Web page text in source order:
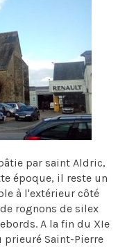
par saint Aldric,
époque, il reste un
à l'extérieur côté
rognons de silex
A la fin du XIe
prieuré Saint-Pierre